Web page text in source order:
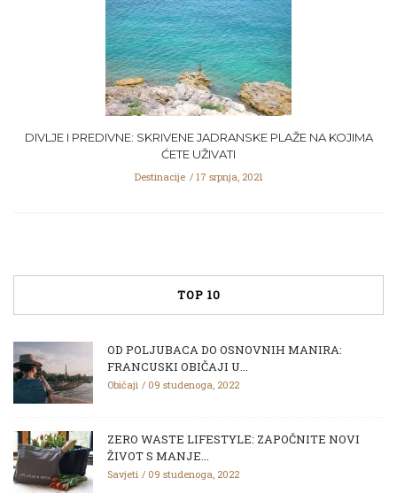
DIVLJE I PREDIVNE: SKRIVENE JADRANSKE PLAŽE NA KOJIMA
ĆETE UŽIVATI
Destinacije 17 srpnja, 2021
TOP 10
OD POLJUBACA DO OSNOVNIH MANIRA:
FRANCUSKI OBIČAJI U...
Običaji 09 studenoga, 2022
ZERO WASTE LIFESTYLE: ZAPOČNITE NOVI
ŽIVOT S MANJE...
Savjeti 09 studenoga, 2022